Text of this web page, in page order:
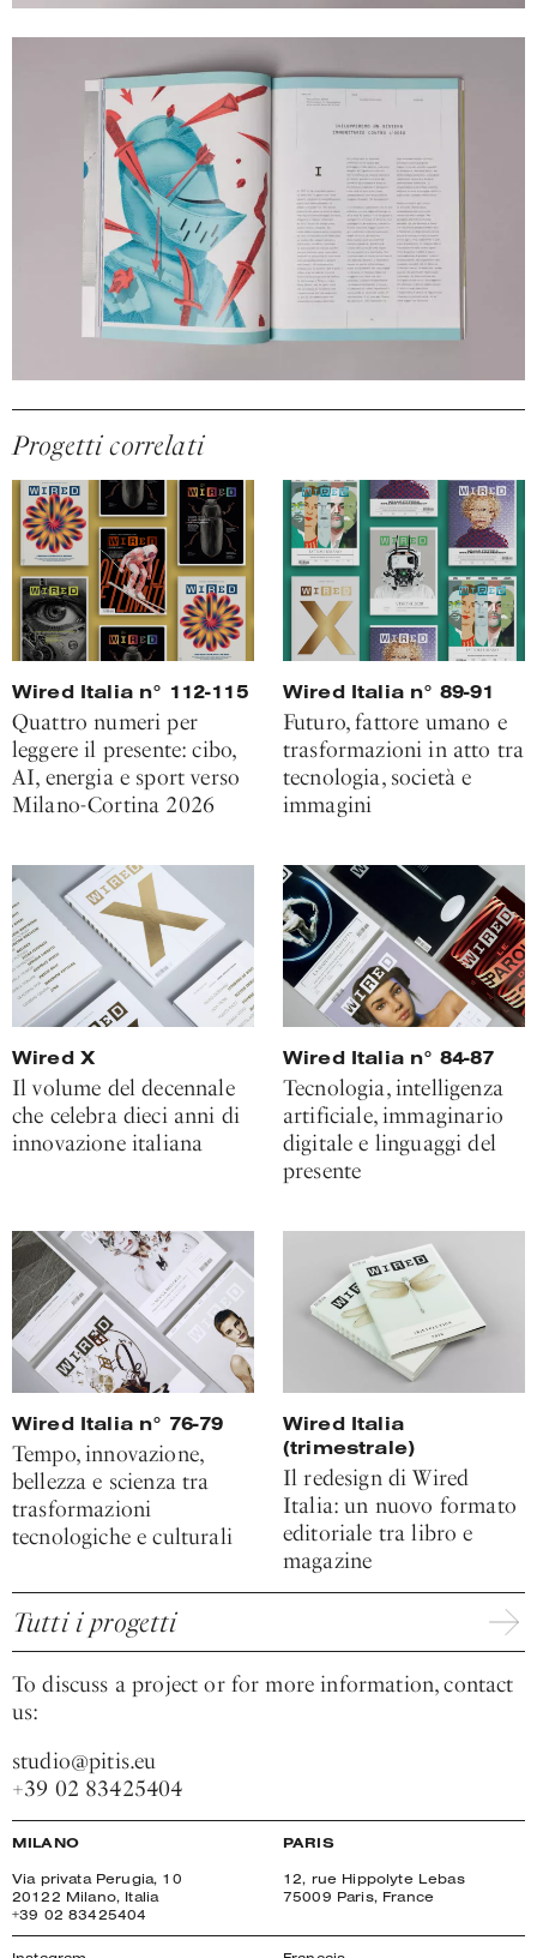
Progetti correlati
Wired Italia n° 112-115
Quattro numeri per
leggere il presente: cibo,
AI, energia e sport verso
Milano-Cortina 2026
Wired Italia n° 89-91
Futuro, fattore umano e
trasformazioni in atto tra
tecnologia, società e
immagini
Wired X
Il volume del decennale
che celebra dieci anni di
innovazione italiana
Wired Italia n° 84-87
Tecnologia, intelligenza
artificiale, immaginario
digitale e linguaggi del
presente
Wired Italia n° 76-79
Tempo, innovazione,
bellezza e scienza tra
trasformazioni
tecnologiche e culturali
Wired Italia
(trimestrale)
Il redesign di Wired
Italia: un nuovo formato
editoriale tra libro e
magazine
Tutti i progetti
To discuss a project or for more information, contact
us:
studio@pitis.eu
+39 02 83425404
MILANO
Via privata Perugia, 10
20122 Milano, Italia
+39 02 83425404
PARIS
12, rue Hippolyte Lebas
75009 Paris, France